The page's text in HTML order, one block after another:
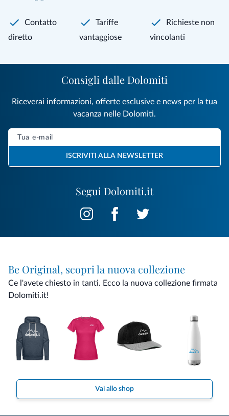
Contatto
diretto
Tariffe
vantaggiose
Richieste non
vincolanti
Segui Dolomiti.it
Consigli dalle Dolomiti
Riceverai informazioni, offerte esclusive e news per la tua
vacanza nelle Dolomiti.
ISCRIVITI ALLA NEWSLETTER
Be Original, scopri la nuova collezione
Ce l'avete chiesto in tanti. Ecco la nuova collezione firmata
Dolomiti.it!
Vai allo shop